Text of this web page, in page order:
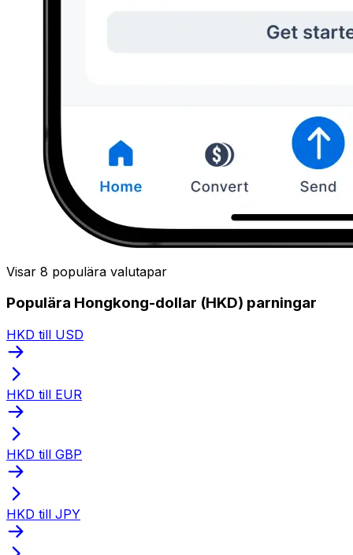
Visar 8 populära valutapar
Populära Hongkong-dollar (HKD) parningar
HKD till USD
HKD till EUR
HKD till GBP
HKD till JPY